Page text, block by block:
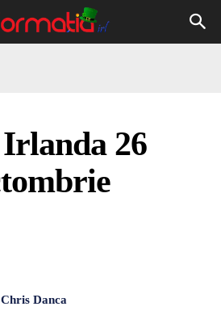
26
Chris Danca